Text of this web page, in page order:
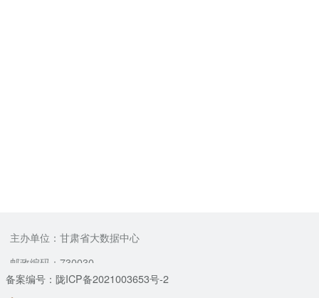
主办单位：甘肃省大数据中心
邮政编码：730030
备案编号：陇ICP备2021003653号-2